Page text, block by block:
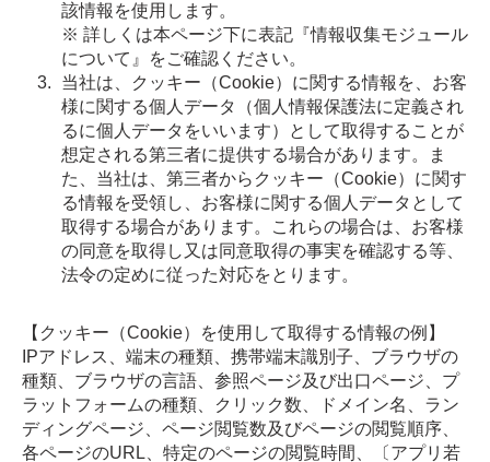
該情報を使用します。
※ 詳しくは本ページ下に表記『情報収集モジュール
について』をご確認ください。
当社は、クッキー（Cookie）に関する情報を、お客
様に関する個人データ（個人情報保護法に定義され
るに個人データをいいます）として取得することが
想定される第三者に提供する場合があります。ま
た、当社は、第三者からクッキー（Cookie）に関す
る情報を受領し、お客様に関する個人データとして
取得する場合があります。これらの場合は、お客様
の同意を取得し又は同意取得の事実を確認する等、
法令の定めに従った対応をとります。
【クッキー（Cookie）を使用して取得する情報の例】
IPアドレス、端末の種類、携帯端末識別子、ブラウザの
種類、ブラウザの言語、参照ページ及び出口ページ、プ
ラットフォームの種類、クリック数、ドメイン名、ラン
ディングページ、ページ閲覧数及びページの閲覧順序、
各ページのURL、特定のページの閲覧時間、〔アプリ若